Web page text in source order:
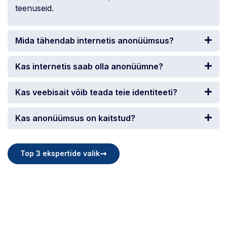
teenuseid.
Mida tähendab internetis anonüümsus?
Kas internetis saab olla anonüümne?
Kas veebisait võib teada teie identiteeti?
Kas anonüümsus on kaitstud?
Top 3 ekspertide valik